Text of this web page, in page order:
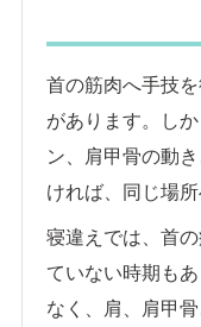
首の筋肉へ手技
があります。し
ン、肩甲骨の動
ければ、同じ場
寝違えでは、首
ていない時期も
なく、肩、肩甲